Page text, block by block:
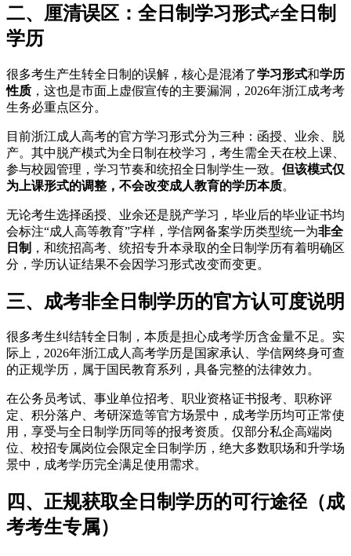
二、厘清误区：全日制学习形式≠全日制
学历
很多考生产生转全日制的误解，核心是混淆了学习形式和学历
性质 ，这也是市面上虚假宣传的主要漏洞，2026年浙江成考考
生务必重点区分。
目前浙江成人高考的官方学习形式分为三种：函授、业余、脱
产。其中脱产模式为全日制在校学习，考生需全天在校上课、
参与校园管理，学习节奏和统招全日制学生一致。 但该模式仅
为上课形式的调整，不会改变成人教育的学历本质。
无论考生选择函授、业余还是脱产学习，毕业后的毕业证书均
会标注“成人高等教育”字样，学信网备案学历类型统一为非全
日制 ，和统招高考、统招专升本录取的全日制学历有着明确区
分，学历认证结果不会因学习形式改变而变更。
三、成考非全日制学历的官方认可度说明
很多考生纠结转全日制，本质是担心成考学历含金量不足。实
际上，2026年浙江成人高考学历是国家承认、学信网终身可查
的正规学历，属于国民教育系列，具备完整的法律效力。
在公务员考试、事业单位招考、职业资格证书报考、职称评
定、积分落户、考研深造等官方场景中，成考学历均可正常使
用，享受与全日制学历同等的报考资质。仅部分私企高端岗
位、校招专属岗位会限定全日制学历，绝大多数职场和升学场
景中，成考学历完全满足使用需求。
四、正规获取全日制学历的可行途径（成
考考生专属）